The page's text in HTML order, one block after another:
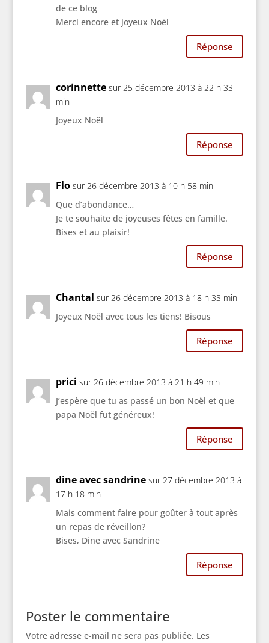
de ce blog
Merci encore et joyeux Noël
Réponse
corinnette sur 25 décembre 2013 à 22 h 33
min
Joyeux Noël
Réponse
Flo sur 26 décembre 2013 à 10 h 58 min
Que d’abondance…
Je te souhaite de joyeuses fêtes en famille.
Bises et au plaisir!
Réponse
Chantal sur 26 décembre 2013 à 18 h 33 min
Joyeux Noël avec tous les tiens! Bisous
Réponse
prici sur 26 décembre 2013 à 21 h 49 min
J’espère que tu as passé un bon Noël et que
papa Noël fut généreux!
Réponse
dine avec sandrine sur 27 décembre 2013 à
17 h 18 min
Mais comment faire pour goûter à tout après
un repas de réveillon?
Bises, Dine avec Sandrine
Réponse
Poster le commentaire
Votre adresse e-mail ne sera pas publiée. Les